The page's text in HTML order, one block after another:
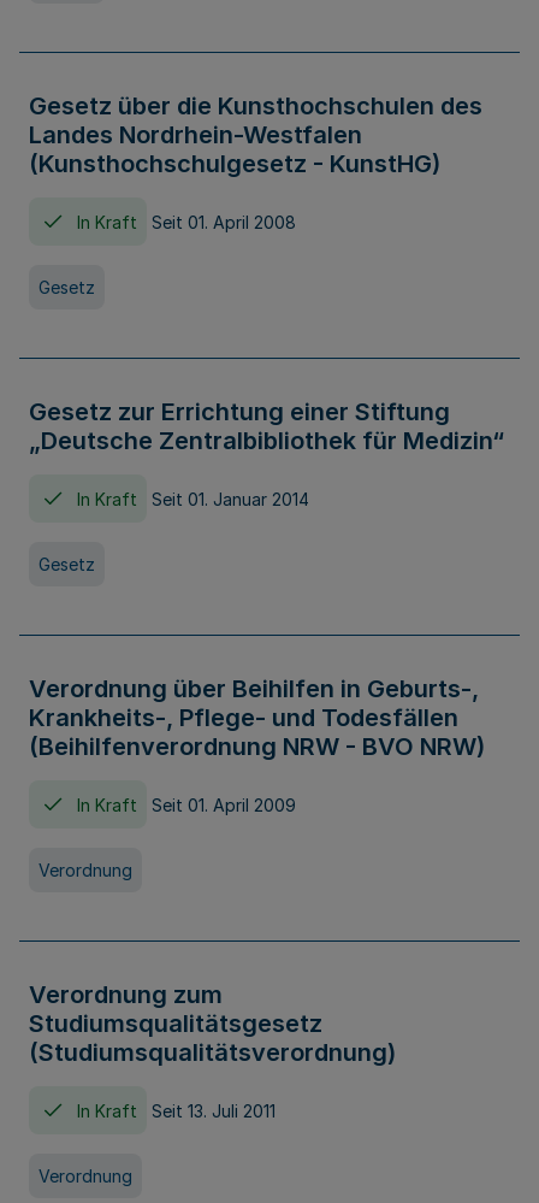
Gesetz über die Kunsthochschulen des
Landes Nordrhein-Westfalen
(Kunsthochschulgesetz - KunstHG)
In Kraft Seit 01. April 2008
Gesetz
Gesetz zur Errichtung einer Stiftung
„Deutsche Zentralbibliothek für Medizin“
In Kraft Seit 01. Januar 2014
Gesetz
Verordnung über Beihilfen in Geburts-,
Krankheits-, Pflege- und Todesfällen
(Beihilfenverordnung NRW - BVO NRW)
In Kraft Seit 01. April 2009
Verordnung
Verordnung zum
Studiumsqualitätsgesetz
(Studiumsqualitätsverordnung)
In Kraft Seit 13. Juli 2011
Verordnung